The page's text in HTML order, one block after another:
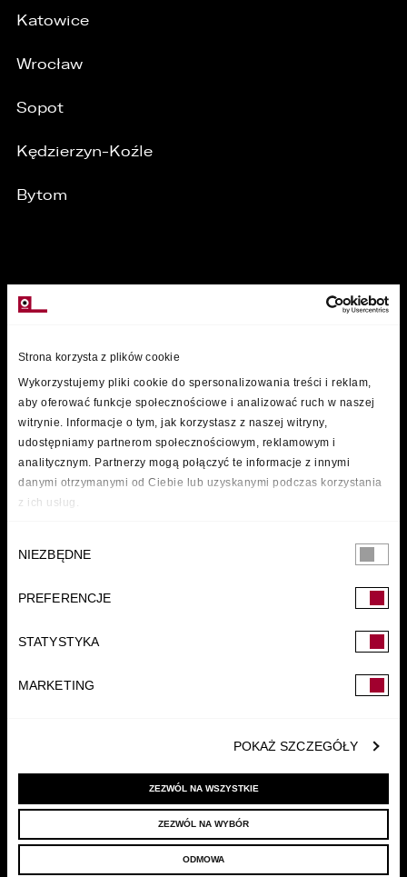
Strona korzysta z plików cookie
Wykorzystujemy pliki cookie do spersonalizowania treści i reklam,
aby oferować funkcje społecznościowe i analizować ruch w naszej
witrynie. Informacje o tym, jak korzystasz z naszej witryny,
udostępniamy partnerom społecznościowym, reklamowym i
analitycznym. Partnerzy mogą połączyć te informacje z innymi
danymi otrzymanymi od Ciebie lub uzyskanymi podczas korzystania
z ich usług.
zgody
NIEZBĘDNE
PREFERENCJE
STATYSTYKA
MARKETING
POKAŻ SZCZEGÓŁY
ZEZWÓL NA WSZYSTKIE
ZEZWÓL NA WYBÓR
ODMOWA
Katowice
Wrocław
Sopot
Kędzierzyn-Koźle
Bytom
FUNDACJA
© 2022 LELLEK.PL | POLITYKA PRYWATNOŚCI